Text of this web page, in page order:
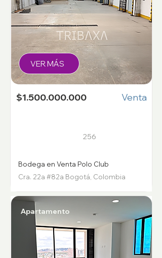
VER MÁS
$1.500.000.000 Venta
256
Bodega en Venta Polo Club
Cra. 22a #82a Bogotá, Colombia
Apartamento